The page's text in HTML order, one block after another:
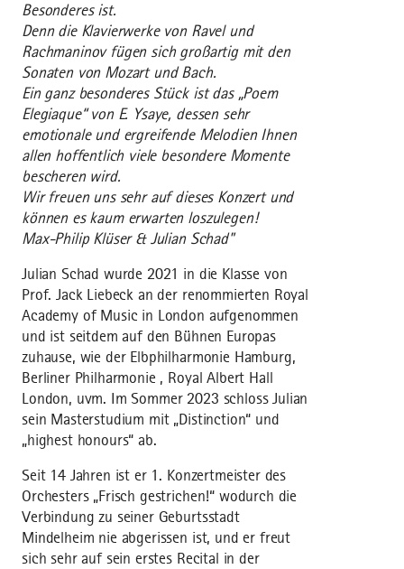
Besonderes ist.
Denn die Klavierwerke von Ravel und
Rachmaninov fügen sich großartig mit den
Sonaten von Mozart und Bach.
Ein ganz besonderes Stück ist das „Poem
Elegiaque“ von E. Ysaye, dessen sehr
emotionale und ergreifende Melodien Ihnen
allen hoffentlich viele besondere Momente
bescheren wird.
Wir freuen uns sehr auf dieses Konzert und
können es kaum erwarten loszulegen!
Max-Philip Klüser & Julian Schad"
Julian Schad wurde 2021 in die Klasse von
Prof. Jack Liebeck an der renommierten Royal
Academy of Music in London aufgenommen
und ist seitdem auf den Bühnen Europas
zuhause, wie der Elbphilharmonie Hamburg,
Berliner Philharmonie , Royal Albert Hall
London, uvm. Im Sommer 2023 schloss Julian
sein Masterstudium mit „Distinction“ und
„highest honours“ ab.
Seit 14 Jahren ist er 1. Konzertmeister des
Orchesters „Frisch gestrichen!“ wodurch die
Verbindung zu seiner Geburtsstadt
Mindelheim nie abgerissen ist, und er freut
sich sehr auf sein erstes Recital in der